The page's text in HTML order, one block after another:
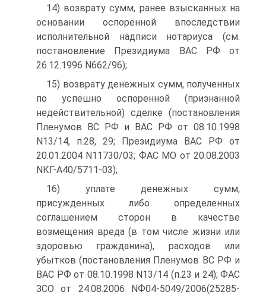
14) возврату сумм, ранее взысканных на
основании оспоренной впоследствии
исполнительной надписи нотариуса (см.
постановление Президиума ВАС РФ от
26.12.1996 N662/96);
15) возврату денежных сумм, полученных
по успешно оспоренной (признанной
недействительной) сделке (постановления
Пленумов ВС РФ и ВАС РФ от 08.10.1998
N13/14, п.28, 29; Президиума ВАС РФ от
20.01.2004 N11730/03; ФАС МО от 20.08.2003
NКГ-А40/5711-03);
16) уплате денежных сумм,
присужденных либо определенных
соглашением сторон в качестве
возмещения вреда (в том числе жизни или
здоровью гражданина), расходов или
убытков (постановления Пленумов ВС РФ и
ВАС РФ от 08.10.1998 N13/14 (п.23 и 24); ФАС
ЗСО от 24.08.2006 NФ04-5049/2006(25285-